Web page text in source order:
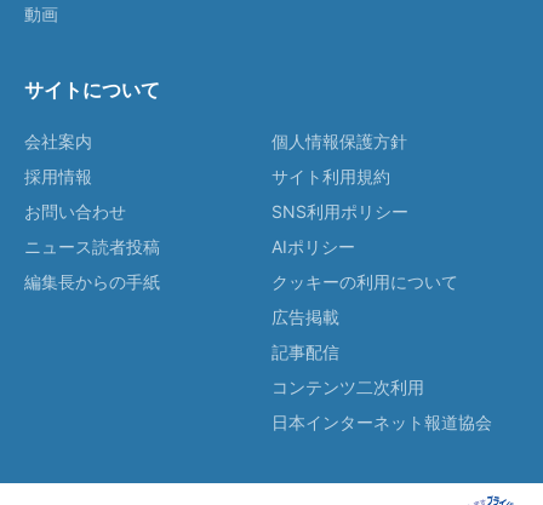
動画
サイトについて
会社案内
採用情報
お問い合わせ
ニュース読者投稿
編集長からの手紙
個人情報保護方針
サイト利用規約
SNS利用ポリシー
AIポリシー
クッキーの利用について
広告掲載
記事配信
コンテンツ二次利用
日本インターネット報道協会